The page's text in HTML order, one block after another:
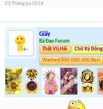
23 Tháng ba 2018
Giấy
Bá Đạo Forum
Thất Vũ Hải
Chữ Ký Động
Wanted 800.000.000 Beri